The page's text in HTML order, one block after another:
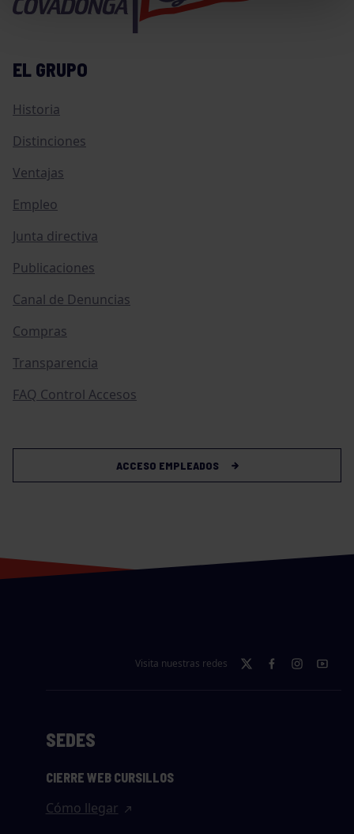
EL GRUPO
Historia
Distinciones
Ventajas
Empleo
Junta directiva
Publicaciones
Canal de Denuncias
Compras
Transparencia
FAQ Control Accesos
ACCESO EMPLEADOS
Visita nuestras redes
SEDES
CIERRE WEB CURSILLOS
Cómo llegar